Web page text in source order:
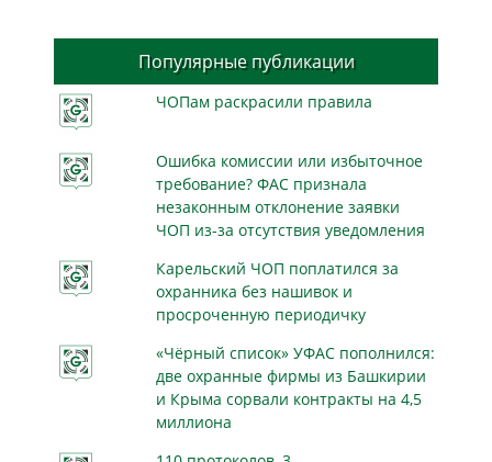
Популярные публикации
ЧОПам раскрасили правила
Ошибка комиссии или избыточное
требование? ФАС признала
незаконным отклонение заявки
ЧОП из-за отсутствия уведомления
Карельский ЧОП поплатился за
охранника без нашивок и
просроченную периодичку
«Чёрный список» УФАС пополнился:
две охранные фирмы из Башкирии
и Крыма сорвали контракты на 4,5
миллиона